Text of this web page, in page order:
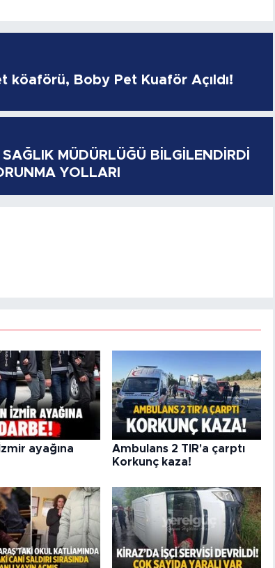
köaförü, Boby Pet Kuaför Açıldı!
MÜDÜRLÜĞÜ BİLGİLENDİRDİ
YOLLARI
ayağına
Ambulans 2 TIR'a çarptı
Korkunç kaza!